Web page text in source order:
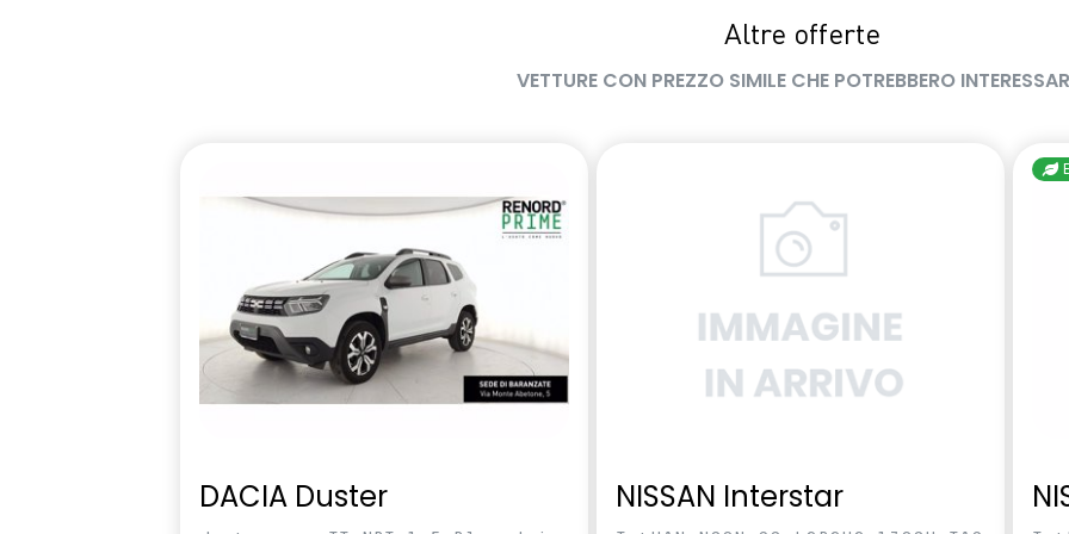
Altre offerte
VETTURE CON PREZZO SIMILE CHE POTREBBERO
DACIA Duster NISSAN Interstar